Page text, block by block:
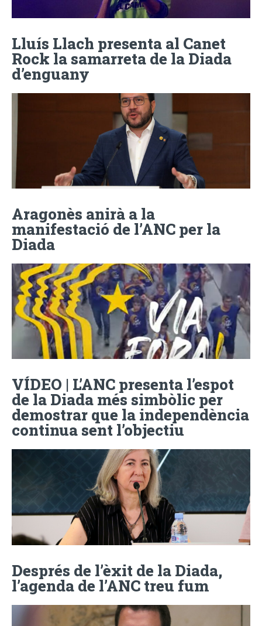
Lluís Llach presenta al Canet
Rock la samarreta de la Diada
d’enguany
Aragonès anirà a la
manifestació de l’ANC per la
Diada
VÍDEO | L’ANC presenta l’espot
de la Diada més simbòlic per
demostrar que la independència
continua sent l’objectiu
Després de l’èxit de la Diada,
l’agenda de l’ANC treu fum